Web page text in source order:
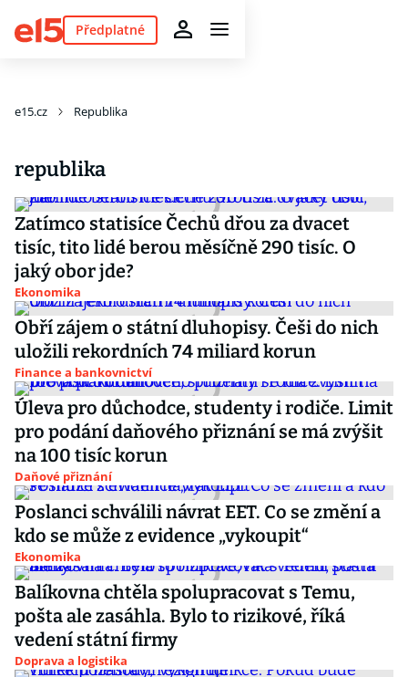
Předplatné
e15.cz Republika
republika
Zatímco statisíce Čechů dřou za dvacet
tisíc, tito lidé berou měsíčně 290 tisíc. O
jaký obor jde?
Ekonomika
Obří zájem o státní dluhopisy. Češi do nich
uložili rekordních 74 miliard korun
Finance a bankovnictví
Úleva pro důchodce, studenty i rodiče. Limit
pro podání daňového přiznání se má zvýšit
na 100 tisíc korun
Daňové přiznání
Poslanci schválili návrat EET. Co se změní a
kdo se může z evidence „vykoupit“
Ekonomika
Balíkovna chtěla spolupracovat s Temu,
pošta ale zasáhla. Bylo to rizikové, říká
vedení státní firmy
Doprava a logistika